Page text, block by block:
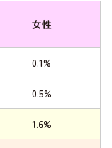
女性
0.1%
0.5%
1.6%